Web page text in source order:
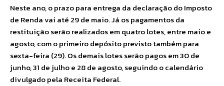
Neste ano, o prazo para entrega da declaração do Imposto
de Renda vai até 29 de maio. Já os pagamentos da
restituição serão realizados em quatro lotes, entre maio e
agosto, com o primeiro depósito previsto também para
sexta-feira (29). Os demais lotes serão pagos em 30 de
junho, 31 de julho e 28 de agosto, seguindo o calendário
divulgado pela Receita Federal.